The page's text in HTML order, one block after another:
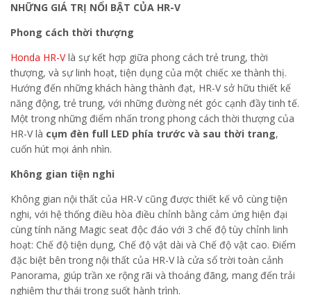
NHỮNG GIÁ TRỊ NỔI BẬT CỦA HR-V
Phong cách thời thượng
Honda HR-Vlà sự kết hợp giữa phong cách trẻ trung, thời
thượng, và sự linh hoạt, tiện dụng của một chiếc xe thành thị.
Hướng đến những khách hàng thành đạt, HR-V sở hữu thiết kế
năng động, trẻ trung, với những đường nét góc cạnh đầy tinh tế.
Một trong những điểm nhấn trong phong cách thời thượng của
HR-V là cụm đèn full LED phía trước và sau thời trang,
cuốn hút mọi ánh nhìn.
Không gian tiện nghi
Không gian nội thất của HR-V cũng được thiết kế vô cùng tiện
nghi, với hệ thống điều hòa điều chỉnh bằng cảm ứng hiện đại
cùng tính năng Magic seat độc đáo với 3 chế độ tùy chỉnh linh
hoạt: Chế độ tiện dụng, Chế độ vật dài và Chế độ vật cao. Điểm
đặc biệt bên trong nội thất của HR-V là cửa sổ trời toàn cảnh
Panorama, giúp trần xe rộng rãi và thoáng đãng, mang đến trải
nghiệm thư thái trong suốt hành trình.